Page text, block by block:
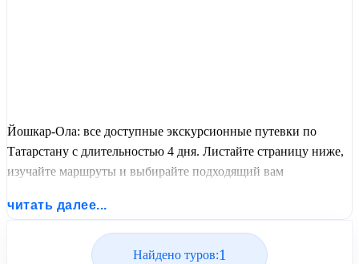
Йошкар-Ола: все доступные экскурсионные путевки по
Татарстану с длительностью 4 дня. Листайте страницу ниже,
изучайте маршруты и выбирайте подходящий вам
United Travel Systems.
читать далее...
Найдено туров:1